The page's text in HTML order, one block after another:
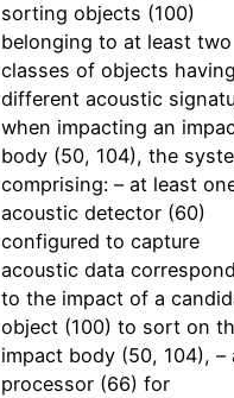
sorting objects (100)
belonging to at least two
classes of objects having
different acoustic
when impacting an
body (50, 104), the
comprising: – at least
acoustic detector (60)
configured to capture
acoustic data
to the impact of a
object (100) to sort on
impact body (50, 104), –
processor (66) for